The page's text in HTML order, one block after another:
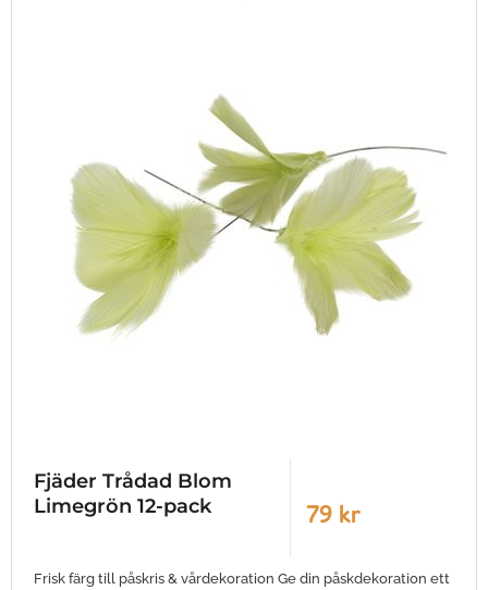
Fjäder Trådad Blom
Limegrön 12-pack
79 kr
Frisk färg till påskris & vårdekoration Ge din påskdekoration ett